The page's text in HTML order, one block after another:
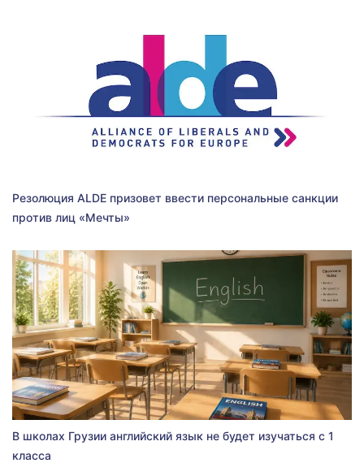
Резолюция ALDE призовет ввести персональные санкции
против лиц «Мечты»
В школах Грузии английский язык не будет изучаться с 1
класса